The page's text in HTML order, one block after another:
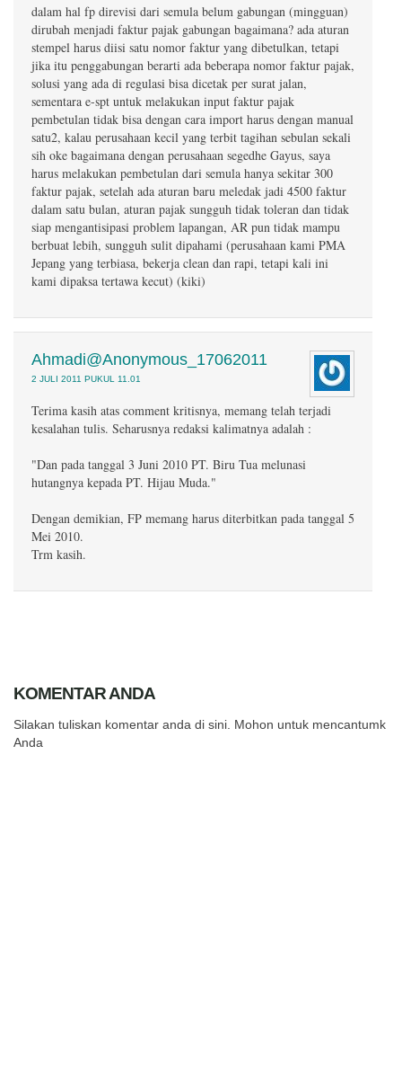
dalam hal fp direvisi dari semula belum gabungan (mingguan)
dirubah menjadi faktur pajak gabungan bagaimana? ada aturan
stempel harus diisi satu nomor faktur yang dibetulkan, tetapi
jika itu penggabungan berarti ada beberapa nomor faktur pajak,
solusi yang ada di regulasi bisa dicetak per surat jalan,
sementara e-spt untuk melakukan input faktur pajak
pembetulan tidak bisa dengan cara import harus dengan manual
satu2, kalau perusahaan kecil yang terbit tagihan sebulan sekali
sih oke bagaimana dengan perusahaan segedhe Gayus, saya
harus melakukan pembetulan dari semula hanya sekitar 300
faktur pajak, setelah ada aturan baru meledak jadi 4500 faktur
dalam satu bulan, aturan pajak sungguh tidak toleran dan tidak
siap mengantisipasi problem lapangan, AR pun tidak mampu
berbuat lebih, sungguh sulit dipahami (perusahaan kami PMA
Jepang yang terbiasa, bekerja clean dan rapi, tetapi kali ini
kami dipaksa tertawa kecut) (kiki)
Ahmadi@Anonymous_17062011
2 JULI 2011 PUKUL 11.01
Terima kasih atas comment kritisnya, memang telah terjadi
kesalahan tulis. Seharusnya redaksi kalimatnya adalah :
"Dan pada tanggal 3 Juni 2010 PT. Biru Tua melunasi
hutangnya kepada PT. Hijau Muda."
Dengan demikian, FP memang harus diterbitkan pada tanggal 5
Mei 2010.
Trm kasih.
KOMENTAR ANDA
Silakan tuliskan komentar anda di sini. Mohon untuk
Anda